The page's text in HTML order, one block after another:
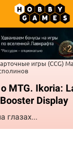
игры (CCG)
MTG. Ikoria:
Display
глазах...